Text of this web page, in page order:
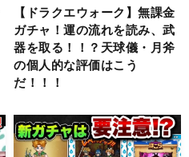
【ドラクエウォーク】無課金
ガチャ！運の流れを読み、武
器を取る！！？天球儀・月斧
の個人的な評価はこう
だ！！！